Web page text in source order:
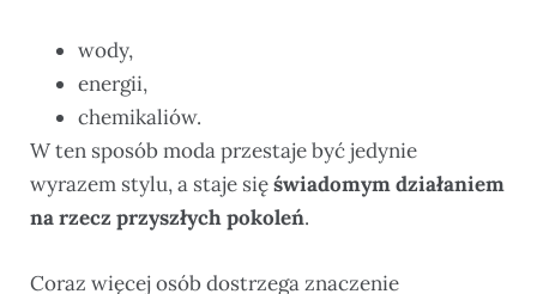
wody,
energii,
chemikaliów.
W ten sposób moda przestaje być jedynie
wyrazem stylu, a staje sięświadomym działaniem
na rzecz przyszłych pokoleń.
Coraz więcej osób dostrzega znaczenie